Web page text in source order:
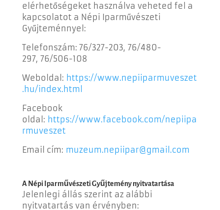
elérhetőségeket használva veheted fel a
kapcsolatot a Népi Iparművészeti
Gyűjteménnyel:
Telefonszám: 76/327-203, 76/480-
297, 76/506-108
Weboldal: https://www.nepiiparmuveszet
.hu/index.html
Facebook
oldal: https://www.facebook.com/nepiipa
rmuveszet
Email cím: muzeum.nepiipar@gmail.com
A Népi Iparművészeti Gyűjtemény nyitvatartása
Jelenlegi állás szerint az alábbi
nyitvatartás van érvényben: